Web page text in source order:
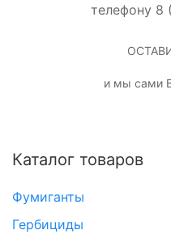
телефону 8
и мы сами
Каталог товаров
Фумиганты
Гербициды